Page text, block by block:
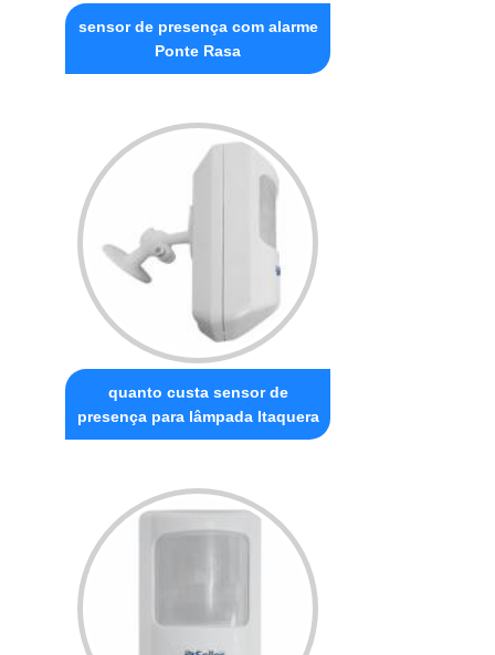
sensor de presença com alarme
Ponte Rasa
quanto custa sensor de
presença para lâmpada Itaquera